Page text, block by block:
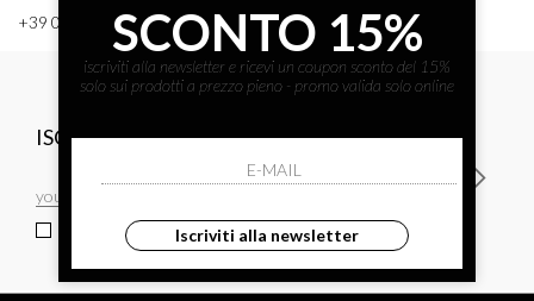
+39 0564 92 24 24
ISCRIVITI ALLA NEWSLETTER
ho letto ed accettato le condizioni sulla privacy.
SCONTO 15%
iscriviti alla newsletter e ricevi un coupon sconto del 15%
solo sui prodotti a prezzo pieno - promo valida solo online
Iscriviti alla newsletter